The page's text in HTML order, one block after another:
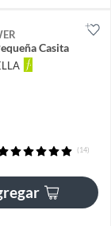
Casita
(14)